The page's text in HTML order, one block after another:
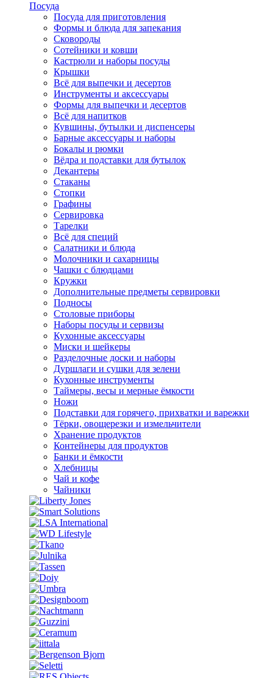
Посуда
Посуда для приготовления
Формы и блюда для запекания
Сковороды
Сотейники и ковши
Кастрюли и наборы посуды
Крышки
Всё для выпечки и десертов
Инструменты и аксессуары
Формы для выпечки и десертов
Всё для напитков
Кувшины, бутылки и диспенсеры
Барные аксессуары и наборы
Бокалы и рюмки
Вёдра и подставки для бутылок
Декантеры
Стаканы
Стопки
Графины
Сервировка
Тарелки
Всё для специй
Салатники и блюда
Молочники и сахарницы
Чашки с блюдцами
Кружки
Дополнительные предметы сервировки
Подносы
Столовые приборы
Наборы посуды и сервизы
Кухонные аксессуары
Миски и шейкеры
Разделочные доски и наборы
Дуршлаги и сушки для зелени
Кухонные инструменты
Таймеры, весы и мерные ёмкости
Ножи
Подставки для горячего, прихватки и варежки
Тёрки, овощерезки и измельчители
Хранение продуктов
Контейнеры для продуктов
Банки и ёмкости
Хлебницы
Чай и кофе
Чайники